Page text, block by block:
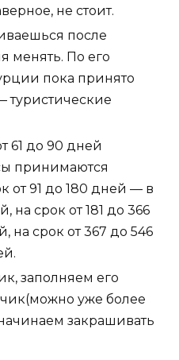
не стоит.
после
менять. По его
пока принято
туристические
61 до 90 дней
принимаются
от 91 до 180 дней — в
на срок от 181 до 366
срок от 367 до 546
заполняем его
уже более
закрашивать